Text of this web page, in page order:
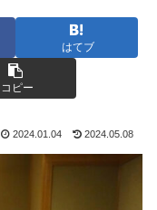
はてブ
コピー
2024.01.04 2024.05.08